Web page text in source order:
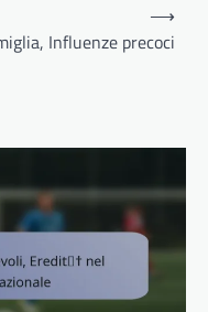
Influenze precoci
⟶